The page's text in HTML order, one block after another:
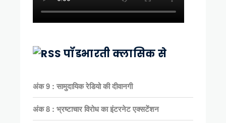
पॉडभारती क्लासिक से
अंक 9 : सामुदायिक रेडियो की दीवानगी
अंक 8 : भ्रष्टाचार विरोध का इंटरनेट एक्सटेंशन